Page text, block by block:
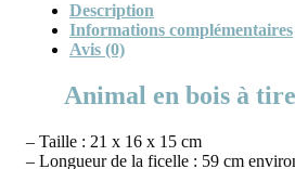
Description
Informations complémentaires
Avis (0)
Animal en bois à
– Taille : 21 x 16 x 15 cm
– Longueur de la ficelle : 59 cm